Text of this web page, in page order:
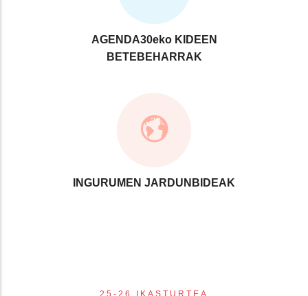
AGENDA30eko KIDEEN
BETEBEHARRAK
INGURUMEN JARDUNBIDEAK
25-26 IKASTURTEA